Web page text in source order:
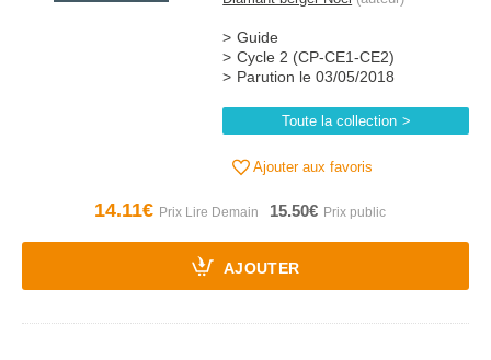
Guide
Cycle 2 (CP-CE1-CE2)
Parution le 03/05/2018
Toute la collection
Ajouter aux favoris
14.11€ 15.50€
AJOUTER